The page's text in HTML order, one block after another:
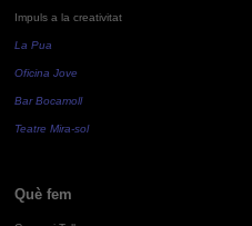
Impuls a la creativitat
La Pua
Oficina Jove
Bar Bocamoll
Teatre Mira-sol
Què fem